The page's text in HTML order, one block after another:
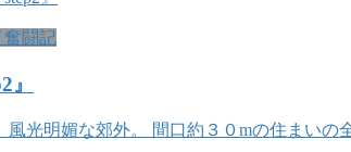
奮闘記
』
風光明媚な郊外。 間口約３０mの住まい